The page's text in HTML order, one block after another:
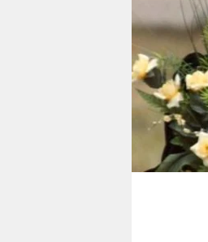
shop
fragen &
abo